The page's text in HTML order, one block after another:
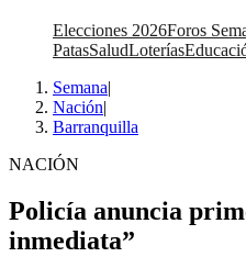
Elecciones 2026Foros
PatasSaludLoterías
Semana|
Nación|
Barranquilla
NACIÓN
Policía anuncia
inmediata”